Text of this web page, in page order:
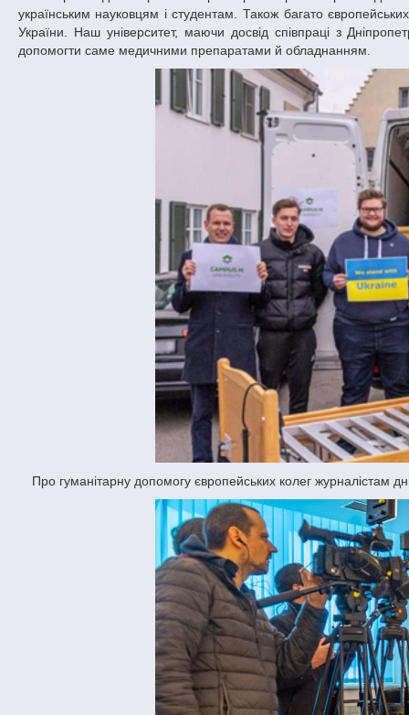
українським науковцям і студентам. Також багато
України. Наш університет, маючи досвід співпраці з
допомогти саме медичними препаратами й обладнанням.
Про гуманітарну допомогу європейських колег журналістам